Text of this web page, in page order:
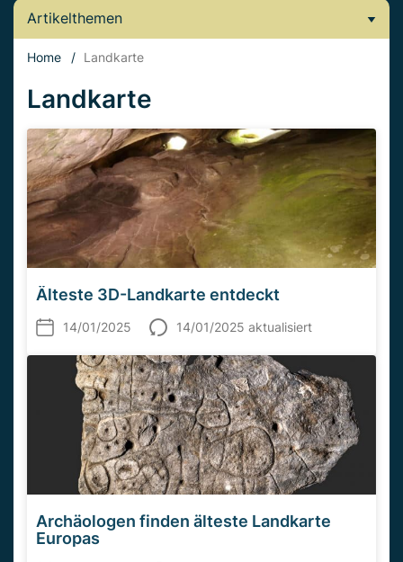
Artikelthemen
Home / Landkarte
Landkarte
Älteste 3D-Landkarte entdeckt
14/01/2025 14/01/2025 aktualisiert
Archäologen finden älteste Landkarte
Europas